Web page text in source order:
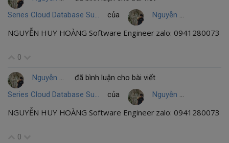
Series Cloud Database Supabase #3: CI/CD Pipeline và RLS Đa tầng - "Bảo vệ Pháo đài" Dữ liệu
của Nguyễn Huy Hoàng
NGUYỄN HUY HOÀNG Software Engineer zalo: 0941280073
0
Nguyễn Huy Hoàng
đã bình luận cho bài viết
Series Cloud Database Supabase #2: Làm chủ luồng dữ liệu Real-time và "Sức mạnh ẩn" của Edge Functions
của Nguyễn Huy Hoàng
NGUYỄN HUY HOÀNG Software Engineer zalo: 0941280073
0